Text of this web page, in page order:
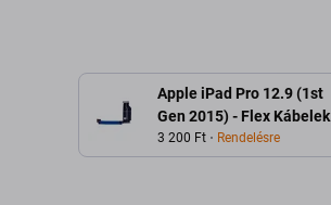
Apple iPad Pro 12.9 (1st
Gen 2015) - Flex Kábelek
LCD Kijelzőa
3 200 Ft Rendelésre